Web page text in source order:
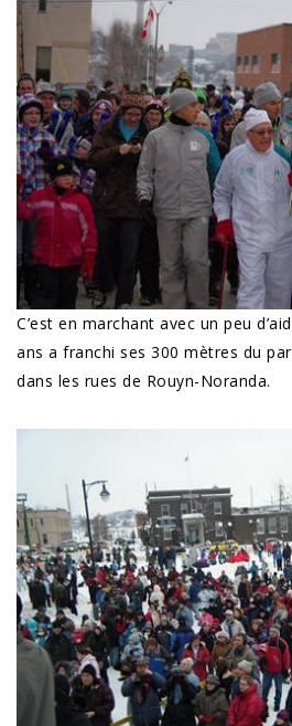
C’est en marchant avec un peu
ans a franchi ses 300 mètres du
dans les rues de Rouyn-Noranda.